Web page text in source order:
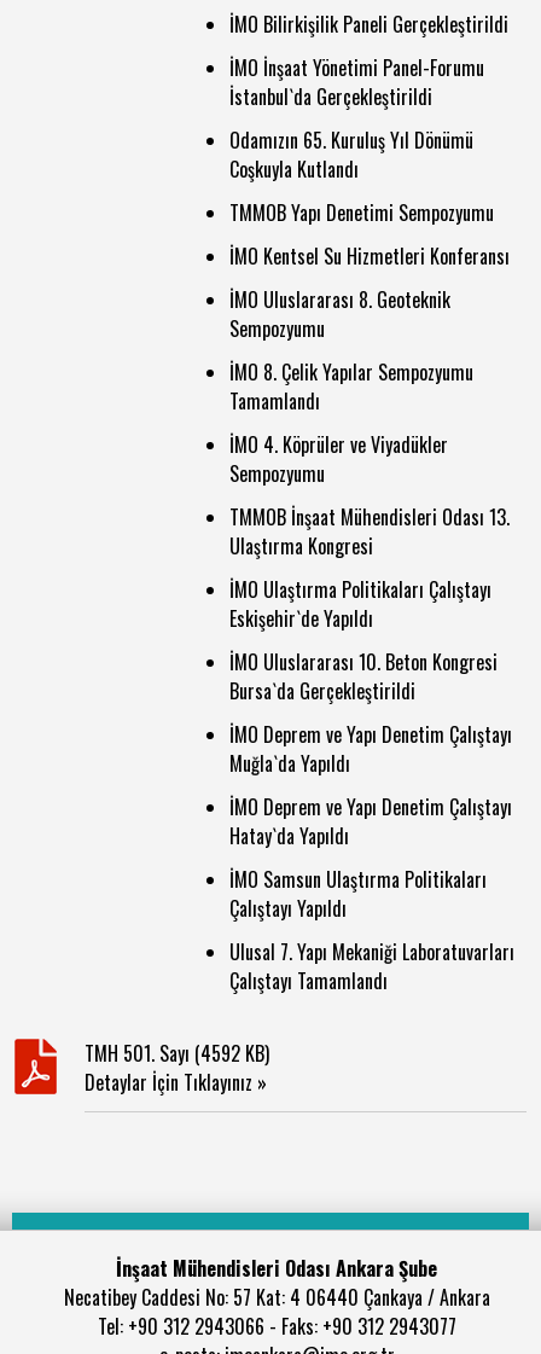
İMO Bilirkişilik Paneli Gerçekleştirildi
İMO İnşaat Yönetimi Panel-Forumu
İstanbul`da Gerçekleştirildi
Odamızın 65. Kuruluş Yıl Dönümü
Coşkuyla Kutlandı
TMMOB Yapı Denetimi Sempozyumu
İMO Kentsel Su Hizmetleri Konferansı
İMO Uluslararası 8. Geoteknik
Sempozyumu
İMO 8. Çelik Yapılar Sempozyumu
Tamamlandı
İMO 4. Köprüler ve Viyadükler
Sempozyumu
TMMOB İnşaat Mühendisleri Odası 13.
Ulaştırma Kongresi
İMO Ulaştırma Politikaları Çalıştayı
Eskişehir`de Yapıldı
İMO Uluslararası 10. Beton Kongresi
Bursa`da Gerçekleştirildi
İMO Deprem ve Yapı Denetim Çalıştayı
Muğla`da Yapıldı
İMO Deprem ve Yapı Denetim Çalıştayı
Hatay`da Yapıldı
İMO Samsun Ulaştırma Politikaları
Çalıştayı Yapıldı
Ulusal 7. Yapı Mekaniği Laboratuvarları
Çalıştayı Tamamlandı
TMH 501. Sayı (4592 KB)
Detaylar İçin Tıklayınız »
İnşaat Mühendisleri Odası Ankara Şube
Necatibey Caddesi No: 57 Kat: 4 06440 Çankaya / Ankara
Tel: +90 312 2943066 - Faks: +90 312 2943077